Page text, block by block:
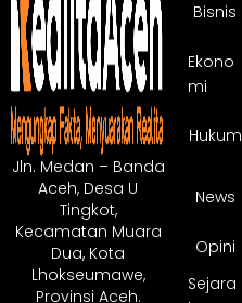
Jln. Medan – Banda
Aceh, Desa U
Tingkot,
Kecamatan Muara
Dua, Kota
Lhokseumawe,
Provinsi Aceh.
Bisnis
Ekono
mi
Hukum
News
Opini
Sejara